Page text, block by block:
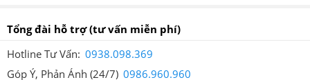
Tổng đài hỗ trợ(tư vấn miễn phí)
Hotline Tư Vấn: 0938.098.369
Góp Ý, Phản Ánh (24/7) 0986.960.960